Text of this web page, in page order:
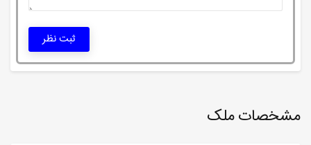
مشخصات ملک
ثبت نظر